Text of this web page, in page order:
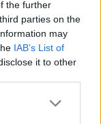
the further
parties on the
may
IAB’s List of
it to other